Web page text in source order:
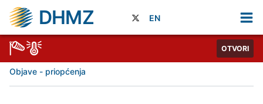
DHMZ EN
OTVORI
Objave - priopćenja